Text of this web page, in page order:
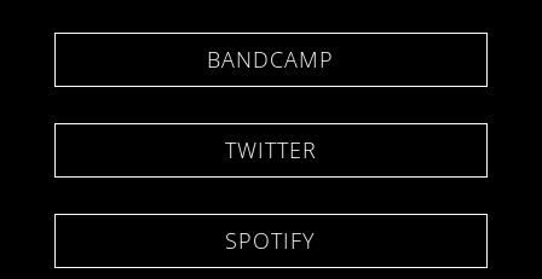
BANDCAMP
TWITTER
SPOTIFY